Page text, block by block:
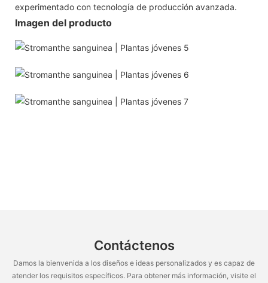
experimentado con tecnología de producción avanzada.
Imagen del producto
Contáctenos
Damos la bienvenida a los diseños e ideas personalizados y es capaz de
atender los requisitos específicos. Para obtener más información, visite el